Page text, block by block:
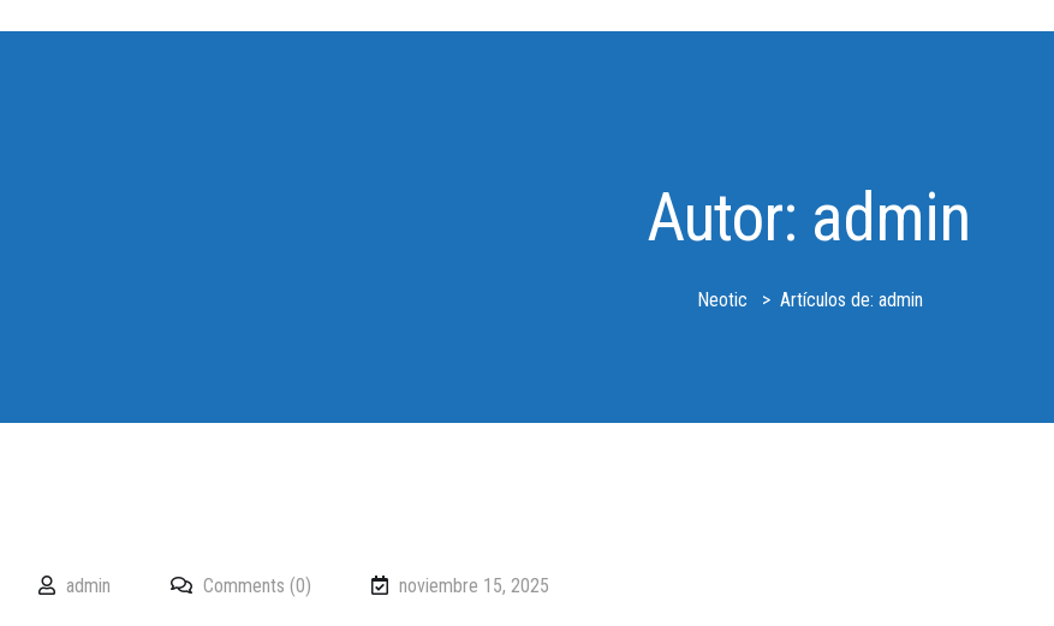
Autor: admin
Neotic > Artículos de: admin
admin Comments (0) noviembre 15, 2025